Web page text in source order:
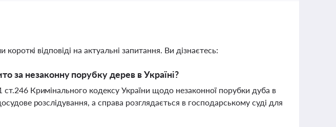
відповіді на актуальні запитання. Ви дізнаєтесь:
за незаконну порубку дерев в Україні?
Кримінального кодексу України щодо незаконної порубки дуба в
розслідування, а справа розглядається в господарському суді для